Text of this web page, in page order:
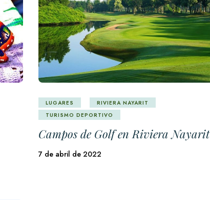
LUGARES
RIVIERA NAYARIT
TURISMO DEPORTIVO
Campos de Golf en Riviera Nayarit
7 de abril de 2022